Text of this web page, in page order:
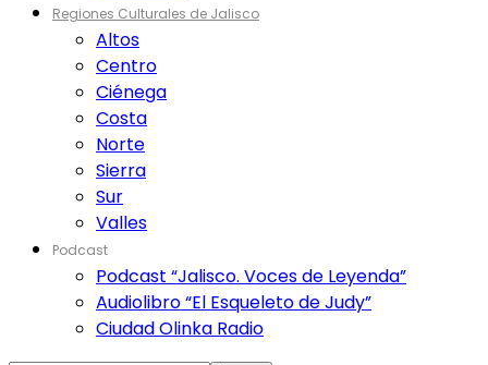
Regiones Culturales de Jalisco
Altos
Centro
Ciénega
Costa
Norte
Sierra
Sur
Valles
Podcast
Podcast “Jalisco. Voces de Leyenda”
Audiolibro “El Esqueleto de Judy”
Ciudad Olinka Radio